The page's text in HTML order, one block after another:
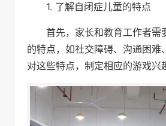
1. 了解自闭症儿童的特点
首先，家长和教育工作者需
的特点，如社交障碍、沟通困难
对这些特点，制定相应的游戏兴